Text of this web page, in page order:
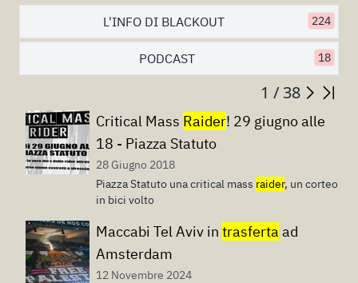
L'INFO DI BLACKOUT 224
PODCAST 18
1 / 38
Critical Mass Raider! 29 giugno alle
18 - Piazza Statuto
28 Giugno 2018
Piazza Statuto una critical mass raider, un corteo
in bici volto
Maccabi Tel Aviv in trasfertaad
Amsterdam
12 Novembre 2024